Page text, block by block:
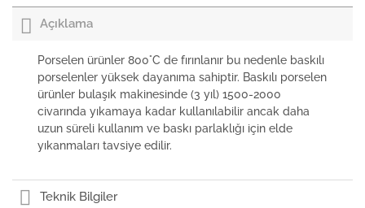
Porland Porselen Sosluk Lebon
Açıklama
Porselen ürünler 800°C de fırınlanır bu nedenle baskılı
porselenler yüksek dayanıma sahiptir. Baskılı porselen
ürünler bulaşık makinesinde (3 yıl) 1500-2000
civarında yıkamaya kadar kullanılabilir ancak daha
uzun süreli kullanım ve baskı parlaklığı için elde
yıkanmaları tavsiye edilir.
Teknik Bilgiler